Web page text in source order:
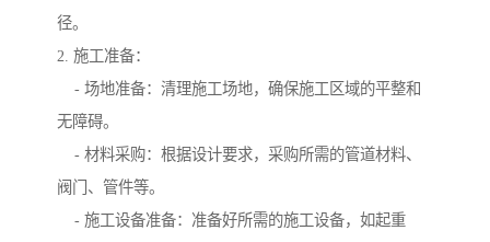
径。
2. 施工准备：
- 场地准备：清理施工场地，确保施工区域的平整和
无障碍。
- 材料采购：根据设计要求，采购所需的管道材料、
阀门、管件等。
- 施工设备准备：准备好所需的施工设备，如起重